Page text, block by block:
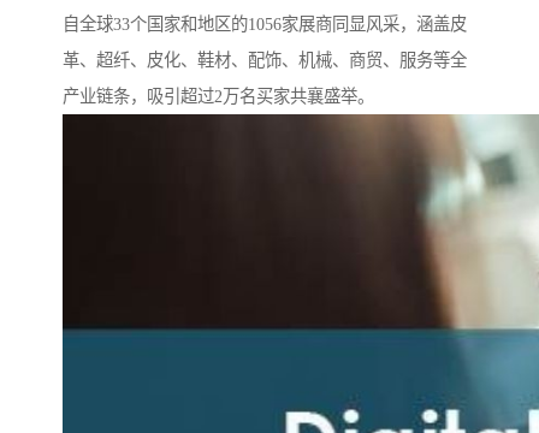
自全球33个国家和地区的1056家展商同显风采，涵盖皮
革、超纤、皮化、鞋材、配饰、机械、商贸、服务等全
产业链条，吸引超过2万名买家共襄盛举。